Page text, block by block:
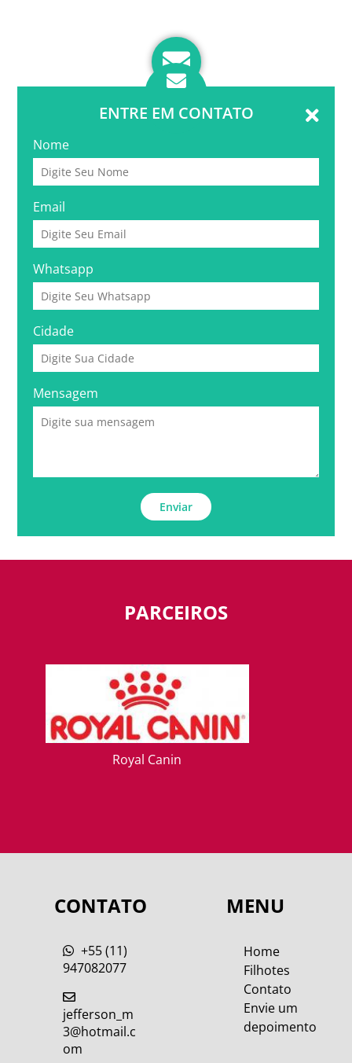
ENTRE EM CONTATO
Nome
Email
Whatsapp
Cidade
Mensagem
Enviar
PARCEIROS
Royal Canin
CONTATO
+55 (11)
947082077
jefferson_m
3@hotmail.c
om
MENU
Home
Filhotes
Contato
Envie um
depoimento